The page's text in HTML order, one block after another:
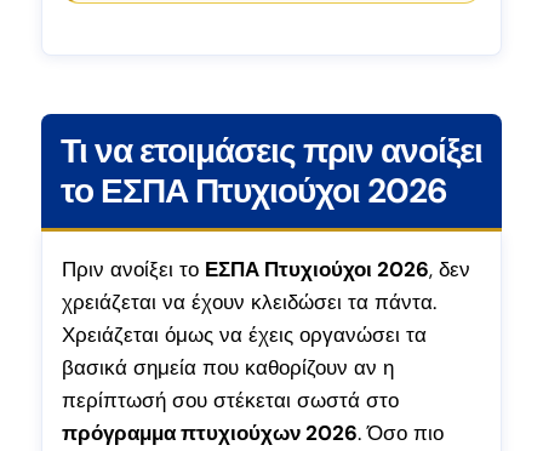
Τι να ετοιμάσεις πριν ανοίξει
το ΕΣΠΑ Πτυχιούχοι 2026
Πριν ανοίξει το ΕΣΠΑ Πτυχιούχοι 2026, δεν
χρειάζεται να έχουν κλειδώσει τα πάντα.
Χρειάζεται όμως να έχεις οργανώσει τα
βασικά σημεία που καθορίζουν αν η
περίπτωσή σου στέκεται σωστά στο
πρόγραμμα πτυχιούχων 2026. Όσο πιο